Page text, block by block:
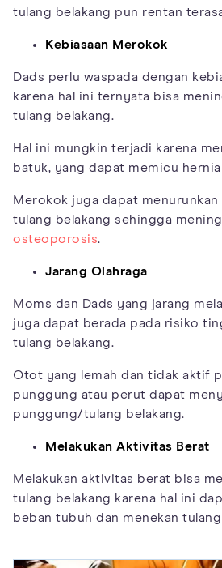
tulang belakang pun rentan
Kebiasaan Merokok
Dads perlu waspada dengan
karena hal ini ternyata bisa
tulang belakang.
Hal ini mungkin terjadi karena
batuk, yang dapat memicu
Merokok juga dapat menurunkan
tulang belakang sehingga
osteoporosis.
Jarang Olahraga
Moms dan Dads yang jarang
juga dapat berada pada risiko
tulang belakang.
Otot yang lemah dan tidak aktif
punggung atau perut dapat
punggung/tulang belakang.
Melakukan Aktivitas Berat
Melakukan aktivitas berat bisa
tulang belakang karena hal ini
beban tubuh dan menekan